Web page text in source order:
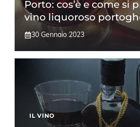
Porto: cos’è e come si
vino liquoroso
30 Gennaio 2023
IL VINO